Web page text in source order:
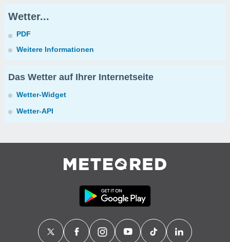
Wetter...
PDF
Weitere Informationen
Das Wetter auf Ihrer Internetseite
Wetter-Widget
Wetter-API